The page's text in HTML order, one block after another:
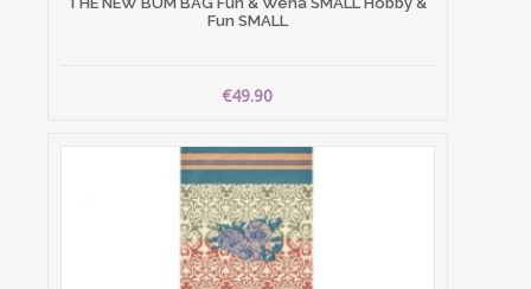
Fun SMALL
€49.90